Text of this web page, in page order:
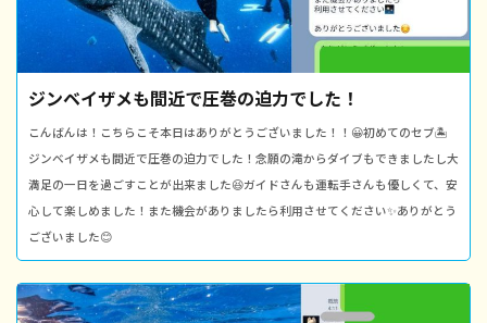
ジンベイザメも間近で圧巻の迫力でした！
こんばんは！こちらこそ本日はありがとうございました！！😀初めてのセブ🏝
ジンベイザメも間近で圧巻の迫力でした！念願の滝からダイブもできましたし大
満足の一日を過ごすことが出来ました😆ガイドさんも運転手さんも優しくて、安
心して楽しめました！また機会がありましたら利用させてください✨ありがとう
ございました😊